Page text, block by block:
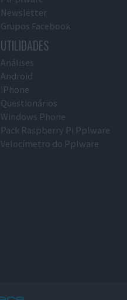
Newsletter
Grupos Facebook
UTILIDADES
Análises
Android
iPhone
Questionários
Windows Phone
Pack Raspberry Pi Pplware
Velocímetro do Pplware